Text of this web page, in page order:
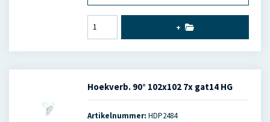
+
Hoekverb. 90° 102x102 7x gat14 HG
Artikelnummer: HDP2484